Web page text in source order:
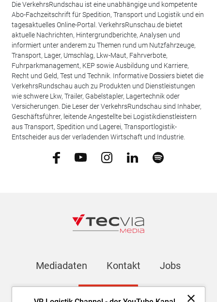
Die VerkehrsRundschau ist eine unabhängige und kompetente
Abo-Fachzeitschrift für Spedition, Transport und Logistik und ein
tagesaktuelles Online-Portal. VerkehrsRunschau.de bietet
aktuelle Nachrichten, Hintergrundberichte, Analysen und
informiert unter anderem zu Themen rund um Nutzfahrzeuge,
Transport, Lager, Umschlag, Lkw-Maut, Fahrverbote,
Fuhrparkmanagement, KEP sowie Ausbildung und Karriere,
Recht und Geld, Test und Technik. Informative Dossiers bietet die
VerkehrsRundschau auch zu Produkten und Dienstleistungen
wie schwere Lkw, Trailer, Gabelstapler, Lagertechnik oder
Versicherungen. Die Leser der VerkehrsRundschau sind Inhaber,
Geschäftsführer, leitende Angestellte bei Logistikdienstleistern
aus Transport, Spedition und Lagerei, Transportlogistik-
Entscheider aus der verladenden Wirtschaft und Industrie.
Mediadaten Kontakt Jobs